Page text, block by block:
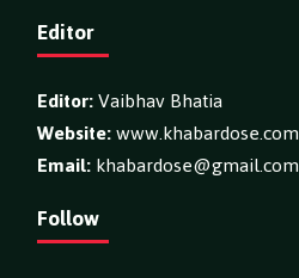
Editor
Editor:Vaibhav Bhatia
Website:www.khabardose.com
Email:khabardose@gmail.com
Follow